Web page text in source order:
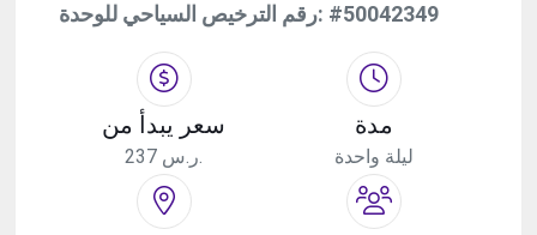
رقم الترخيص السياحي للوحدة: #50042349
سعر يبدأ من
237 ر.س.
مدة
ليلة واحدة